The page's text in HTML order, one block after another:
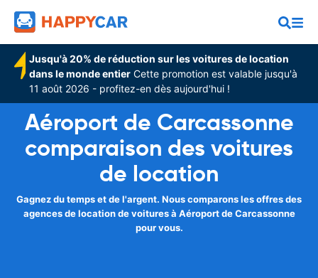
Jusqu'à 20% de réduction sur les voitures de location
dans le monde entier Cette promotion est valable jusqu'à
11 août 2026 - profitez-en dès aujourd'hui !
Aéroport de Carcassonne
comparaison des voitures
de location
Gagnez du temps et de l'argent. Nous comparons les offres des
agences de location de voitures à Aéroport de Carcassonne
pour vous.